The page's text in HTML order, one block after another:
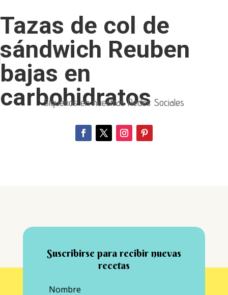
Tazas de col de
sándwich Reuben
bajas en
carbohidratos
Síguenos en nuestras Redes Sociales
Suscribirse para recibir nuevas
recetas